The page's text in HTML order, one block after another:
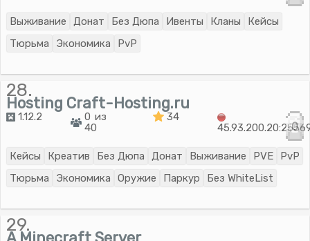
Выживание Донат Без Дюпа Ивенты Кланы
Кейсы
Тюрьма
Экономика PvP
28.
Hosting Craft-Hosting.ru
1.12.2
0 из
40
34
0
Кейсы Креатив Без Дюпа Донат Выживание PVE
PvP
Тюрьма
Экономика Оружие Паркур Без WhiteList
29.